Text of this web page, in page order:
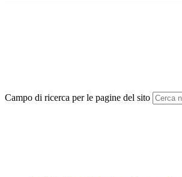
Campo di ricerca per le pagine del sito